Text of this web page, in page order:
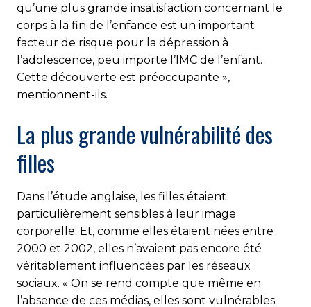
qu’une plus grande insatisfaction concer­nant le
corps à la fin de l’enfance est un important
facteur de risque pour la dépression à
l’adolescence, peu importe l’IMC de l’enfant.
Cette découverte est préoccupante »,
mentionnent-ils.
La plus grande vulnérabilité des
filles
Dans l’étude anglaise, les filles étaient
particulièrement sen­si­bles à leur image
corporelle. Et, comme elles étaient nées entre
2000 et 2002, elles n’avaient pas encore été
véritablement influencées par les réseaux
sociaux. « On se rend compte que même en
l’absence de ces médias, elles sont vulnérables.